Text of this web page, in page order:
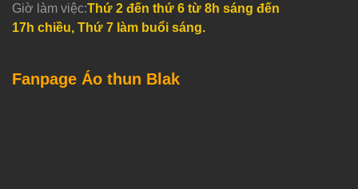
Giờ làm việc:Thứ 2 đến thứ 6 từ 8h sáng đến
17h chiều, Thứ 7 làm buổi sáng.
Fanpage Áo thun Blak